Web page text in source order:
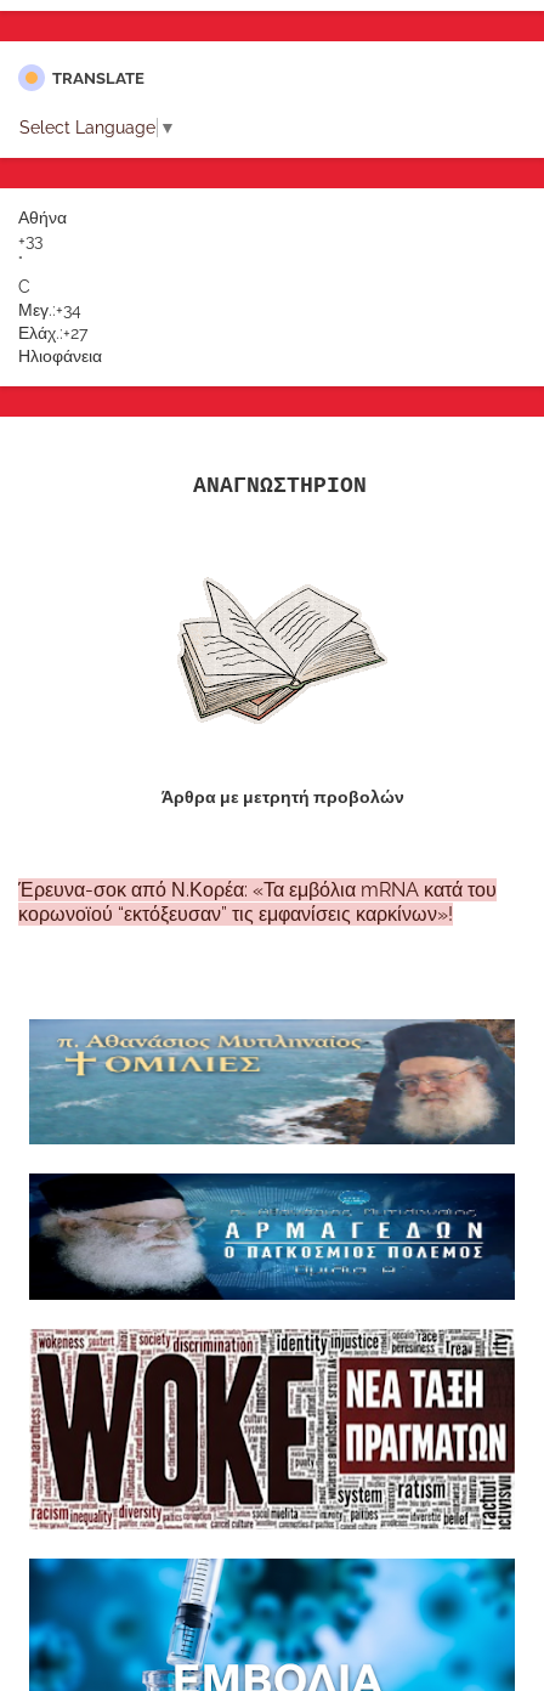
TRANSLATE
Select Language ▼
Αθήνα
+33
°
C
Μεγ.:+34
Ελάχ.:+27
Ηλιοφάνεια
ΑΝΑΓΝΩΣΤΗΡΙΟΝ
Άρθρα με μετρητή προβολών
Έρευνα-σοκ από Ν.Κορέα: «Τα εμβόλια mRNA κατά του
κορωνοϊού “εκτόξευσαν” τις εμφανίσεις καρκίνων»!